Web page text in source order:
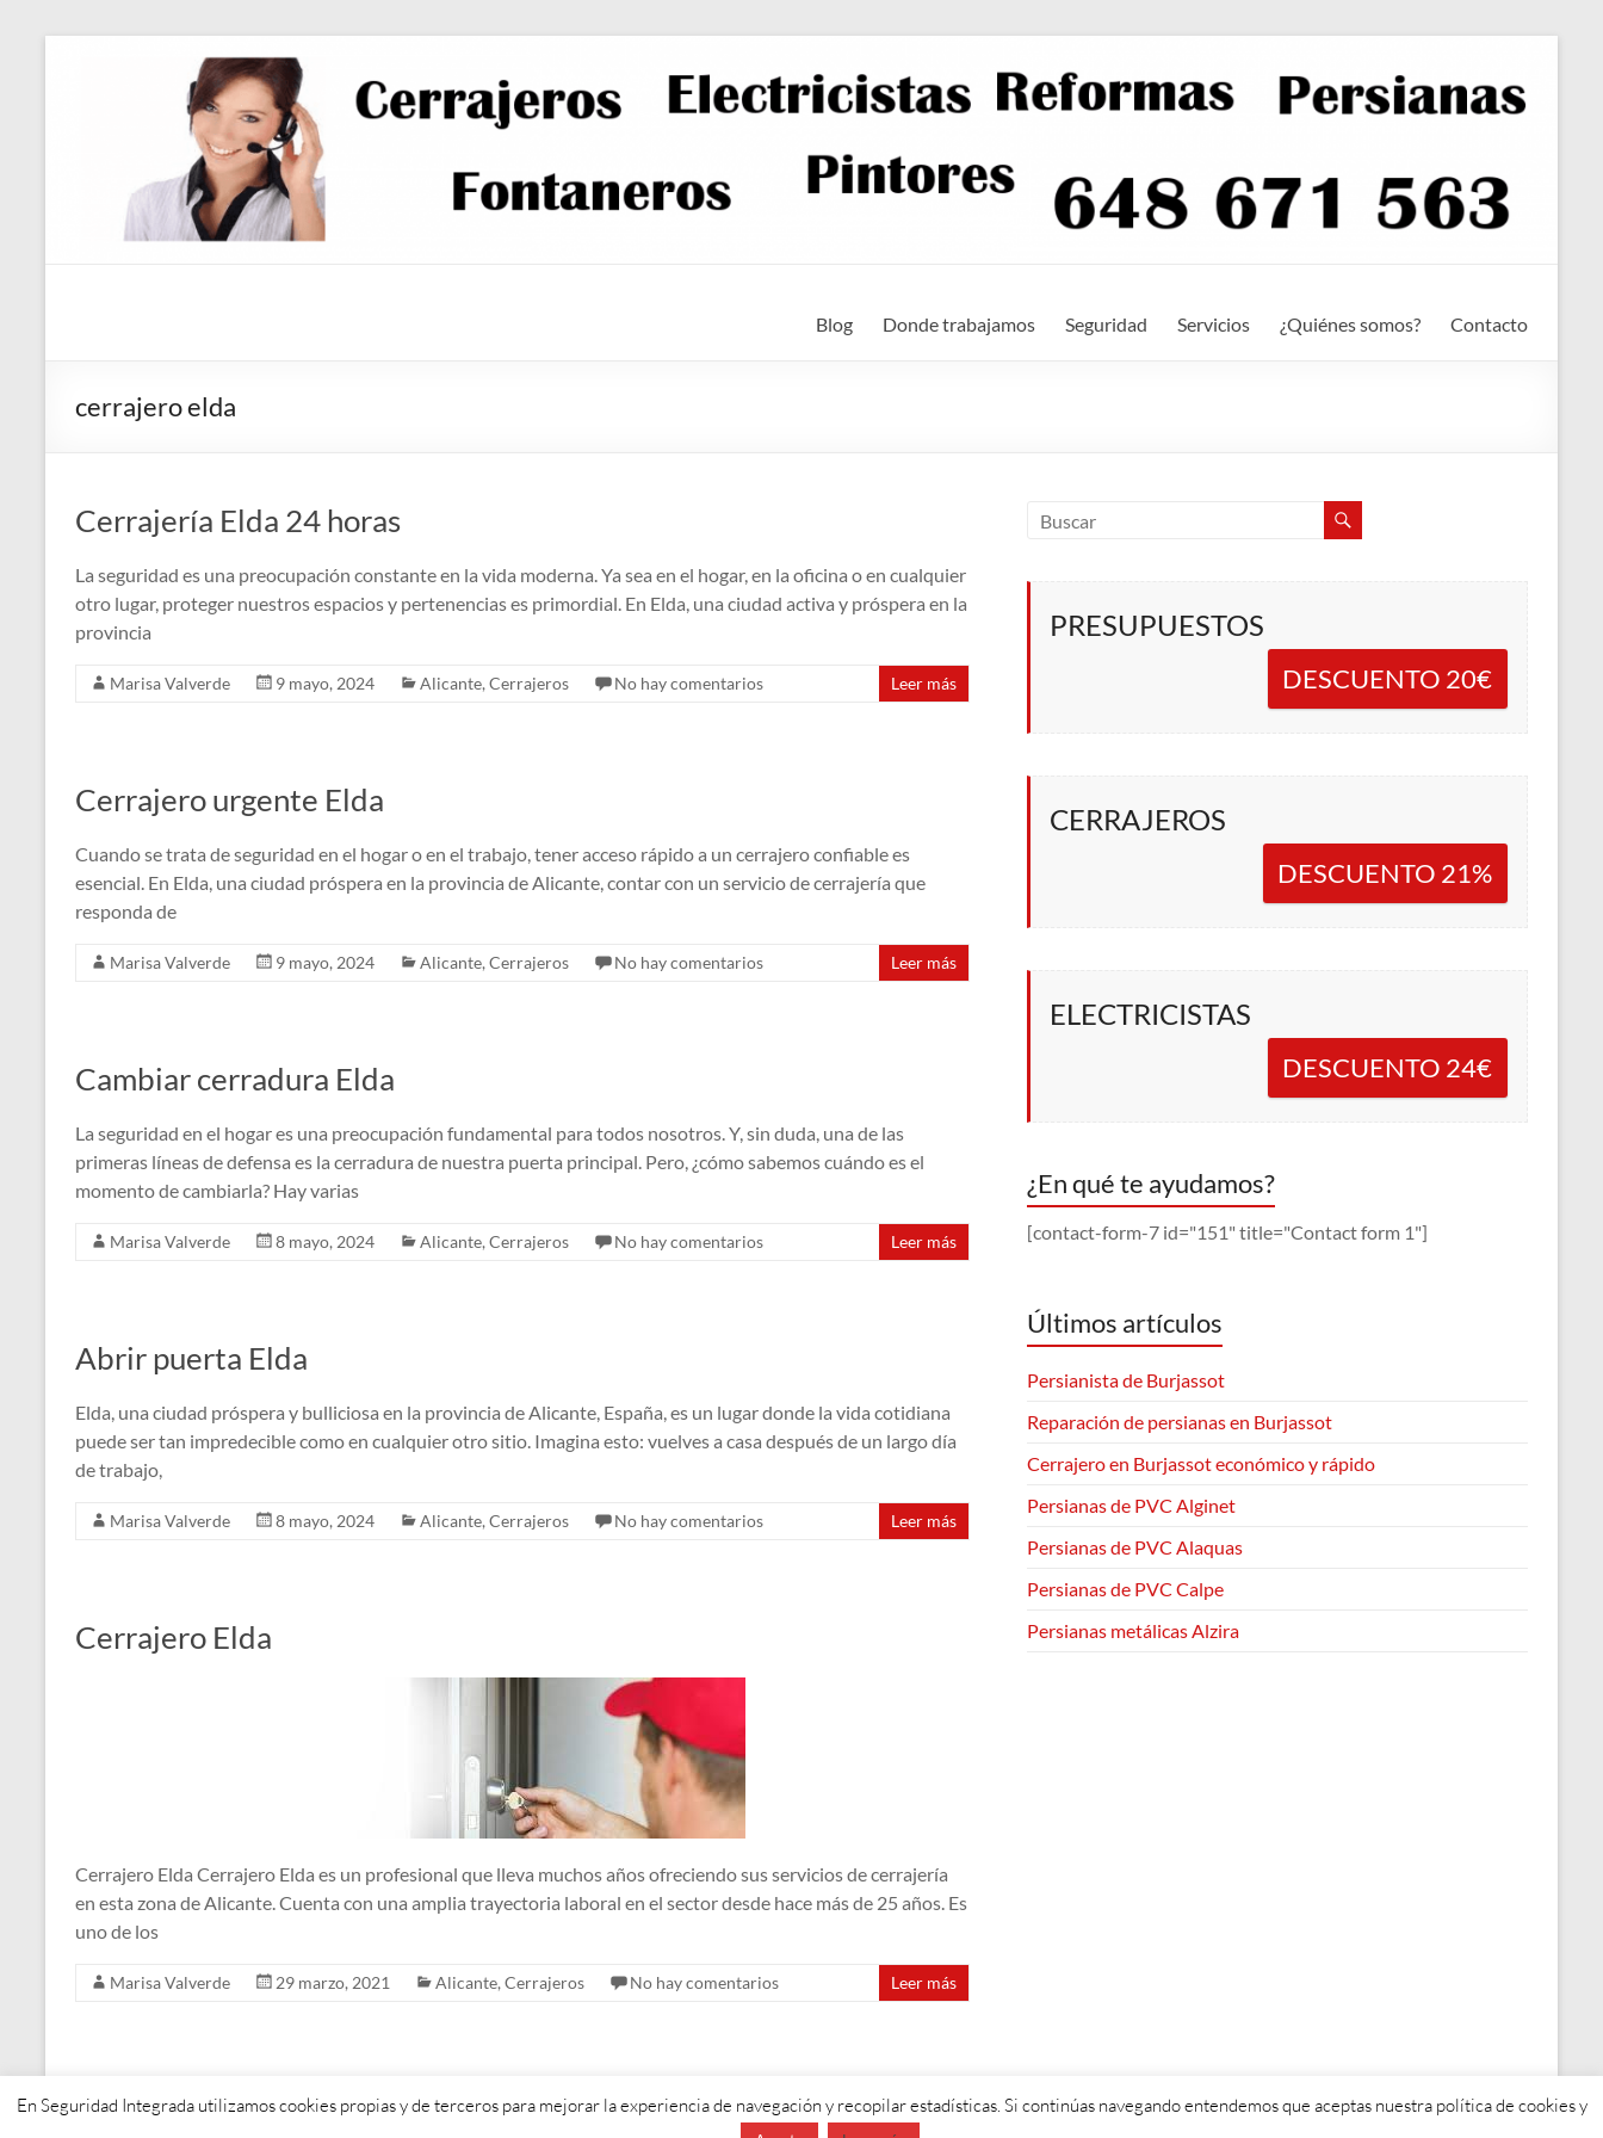
Blog Donde trabajamos Seguridad Servicios ¿Quiénes somos? Contacto
cerrajero elda
Cerrajería Elda 24 horas
La seguridad es una preocupación constante en la vida moderna. Ya sea en el hogar, en la oficina o en cualquier
otro lugar, proteger nuestros espacios y pertenencias es primordial. En Elda, una ciudad activa y próspera en la
provincia
Marisa Valverde 9 mayo, 2024 Alicante, Cerrajeros No hay comentarios Leer más
Cerrajero urgente Elda
Cuando se trata de seguridad en el hogar o en el trabajo, tener acceso rápido a un cerrajero confiable es
esencial. En Elda, una ciudad próspera en la provincia de Alicante, contar con un servicio de cerrajería que
responda de
Marisa Valverde 9 mayo, 2024 Alicante, Cerrajeros No hay comentarios Leer más
Cambiar cerradura Elda
La seguridad en el hogar es una preocupación fundamental para todos nosotros. Y, sin duda, una de las
primeras líneas de defensa es la cerradura de nuestra puerta principal. Pero, ¿cómo sabemos cuándo es el
momento de cambiarla? Hay varias
Marisa Valverde 8 mayo, 2024 Alicante, Cerrajeros No hay comentarios Leer más
Abrir puerta Elda
Elda, una ciudad próspera y bulliciosa en la provincia de Alicante, España, es un lugar donde la vida cotidiana
puede ser tan impredecible como en cualquier otro sitio. Imagina esto: vuelves a casa después de un largo día
de trabajo,
Marisa Valverde 8 mayo, 2024 Alicante, Cerrajeros No hay comentarios Leer más
Cerrajero Elda
Cerrajero Elda Cerrajero Elda es un profesional que lleva muchos años ofreciendo sus servicios de cerrajería
en esta zona de Alicante. Cuenta con una amplia trayectoria laboral en el sector desde hace más de 25 años. Es
uno de los
Marisa Valverde 29 marzo, 2021 Alicante, Cerrajeros No hay comentarios Leer más
PRESUPUESTOS
DESCUENTO 20€
CERRAJEROS
DESCUENTO 21%
ELECTRICISTAS
DESCUENTO 24€
¿En qué te ayudamos?
[contact-form-7 id="151" title="Contact form 1"]
Últimos artículos
Persianista de Burjassot
Reparación de persianas en Burjassot
Cerrajero en Burjassot económico y rápido
Persianas de PVC Alginet
Persianas de PVC Alaquas
Persianas de PVC Calpe
Persianas metálicas Alzira
Copyright © 2026. Todos los derechos reservados. Tema Spaciousde ThemeGrill. Funciona con:WordPress.
En Seguridad Integrada utilizamos cookies propias y de terceros para mejorar la experiencia de navegación y recopilar estadísticas. Si continúas navegando entendemos que aceptas nuestra política de cookies y